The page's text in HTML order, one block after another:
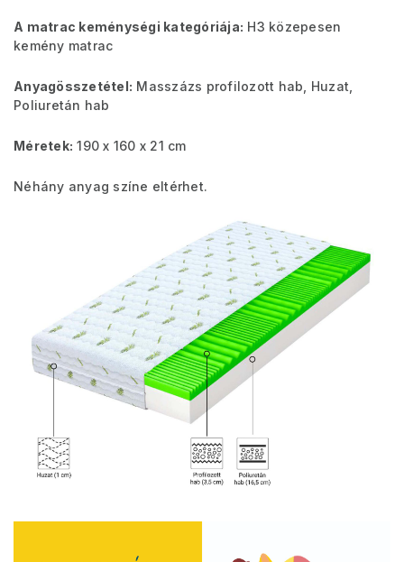
A matrac keménységi kategóriája: H3 közepesen
kemény matrac
Anyagösszetétel: Masszázs profilozott hab, Huzat,
Poliuretán hab
Méretek: 190 x 160 x 21 cm
Néhány anyag színe eltérhet.